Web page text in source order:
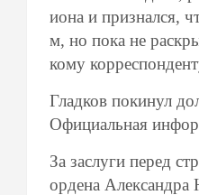
иона и признался,
м, но пока не
кому
Гладков покинул
Официальная
За заслуги перед
ордена Александра